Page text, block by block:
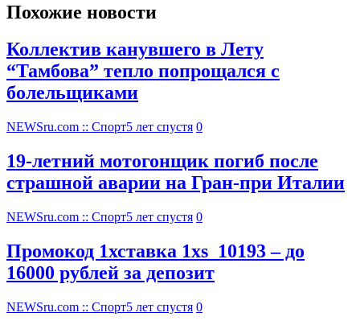
Похожие новости
Коллектив канувшего в Лету
“Тамбова” тепло попрощался с
болельщиками
NEWSru.com :: Спорт5 лет спустя 0
19-летний мотогонщик погиб после
страшной аварии на Гран-при Италии
NEWSru.com :: Спорт5 лет спустя 0
Промокод 1хставка 1xs_10193 – до
16000 рублей за депозит
NEWSru.com :: Спорт5 лет спустя 0